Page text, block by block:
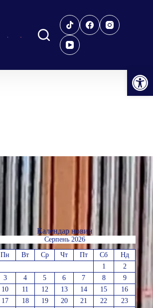
Відкрити Панель інструментів
Календар новин
Серпень 2026
Пн Вт Ср Чт Пт Сб
Нд
1
2
3
4 5 6 7 8
9
10
11 12 13 14 15
16
17
18 19 20 21 22
23